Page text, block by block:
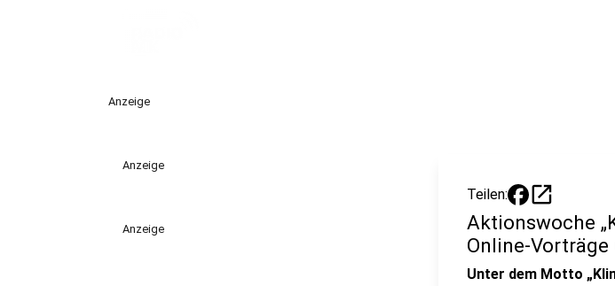
Anzeige
Anzeige
Anzeige
Teilen: open_in_new
Aktionswoche
Online-
Unter dem Motto